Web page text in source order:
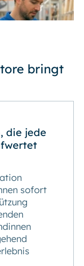
bringt
die jede
sofort